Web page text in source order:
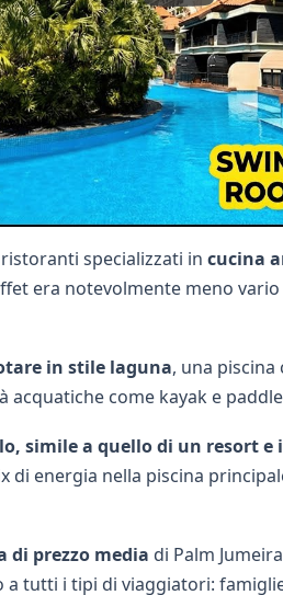
specializzati in cucina
era notevolmente meno
in stile laguna, una
acquatiche come kayak e
simile a quello di un resort e
di energia nella piscina
di prezzo media di Palm
a tutti i tipi di viaggiatori: